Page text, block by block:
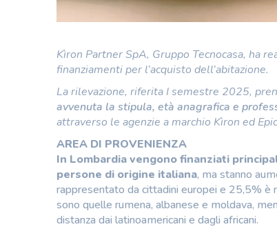
Kìron Partner SpA, Gruppo Tecnocasa, ha
finanziamenti per l’acquisto dell’abitazione.
La rilevazione, riferita I semestre 2025,
avvenuta la stipula, età anagrafica e
attraverso le agenzie a marchio Kìron ed
AREA DI PROVENIENZA
In Lombardia vengono finanziati
persone di origine italiana, ma stanno
rappresentato da cittadini europei e 25,5% è
sono quelle rumena, albanese e moldava,
distanza dai latinoamericani e dagli africani.